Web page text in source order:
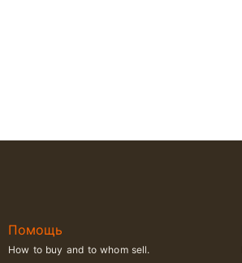
Помощь
How to buy and to whom sell.